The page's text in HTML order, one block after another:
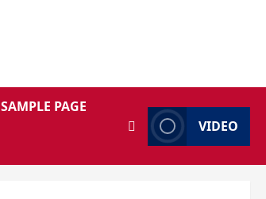
SAMPLE PAGE
VIDEO